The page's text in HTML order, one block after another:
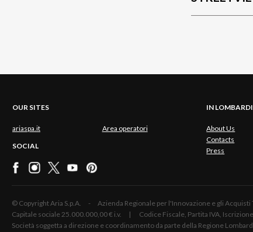
OUR SITES
ariaspa.it Area operatori
SOCIAL
IN
About Us
Contacts
Press
© Copyright Aria S.p.A. - Azienda Regionale per l'Innovazione e gli
Capitale sociale 25.000.000,00 € i.v. | Codice Fiscale, Partita IVA,
Società soggetta a direzione e coordinamento da parte della Regione